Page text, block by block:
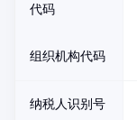
代码
组织机构代码
纳税人识别号